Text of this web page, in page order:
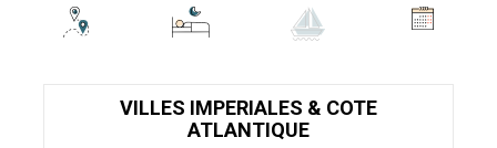
VILLES IMPERIALES & COTE
ATLANTIQUE